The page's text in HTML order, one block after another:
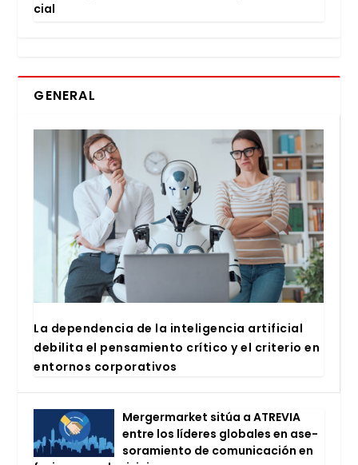
cial
GENERAL
La depen­den­cia de la inte­li­gen­cia arti­fi­cial
debi­li­ta el pen­sa­mien­to crí­ti­co y el cri­te­rio en
entor­nos cor­po­ra­ti­vos
Mer­ger­mar­ket sitúa a ATRE­VIA
entre los líde­res glo­ba­les en ase­
so­ra­mien­to de comu­ni­ca­ción en